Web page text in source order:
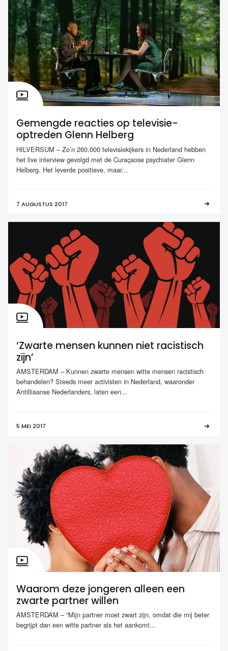
Gemengde reacties op televisie-
optreden Glenn Helberg
HILVERSUM – Zo’n 260.000 televisiekijkers in Nederland hebben
het live interview gevolgd met de Curaçaose psychiater Glenn
Helberg. Het leverde positieve, maar...
7 AUGUSTUS 2017
‘Zwarte mensen kunnen niet racistisch
zijn’
AMSTERDAM – Kunnen zwarte mensen witte mensen racistisch
behandelen? Steeds meer activisten in Nederland, waaronder
Antilliaanse Nederlanders, laten een...
5 MEI 2017
Waarom deze jongeren alleen een
zwarte partner willen
AMSTERDAM – “Mijn partner moet zwart zijn, omdat die mij beter
begrijpt dan een witte partner als het aankomt...